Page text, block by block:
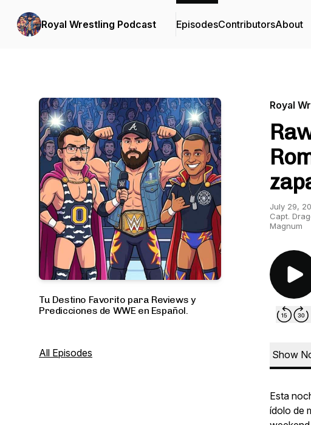
Royal Wrestling Podcast EpisodesContributorsAbout
Tu Destino Favorito para Reviews y
Predicciones de WWE en Español.
All Episodes
Royal
July 29,
Capt.
Magnum
Show
Esta
ídolo de